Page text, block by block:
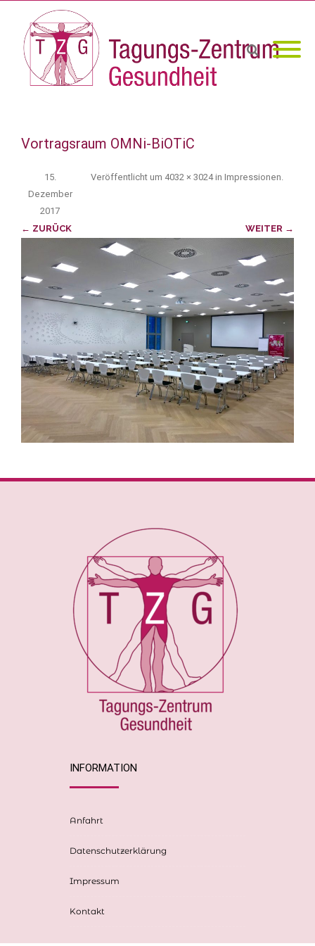
Vortragsraum OMNi-BiOTiC
Veröffentlicht
15.
Dezember
2017
um 4032 × 3024in Impressionen
← ZURÜCK WEITER →
INFORMATION
Anfahrt
Datenschutzerklärung
Impressum
Kontakt